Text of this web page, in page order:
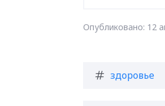
Опубликовано: 12
здоровье